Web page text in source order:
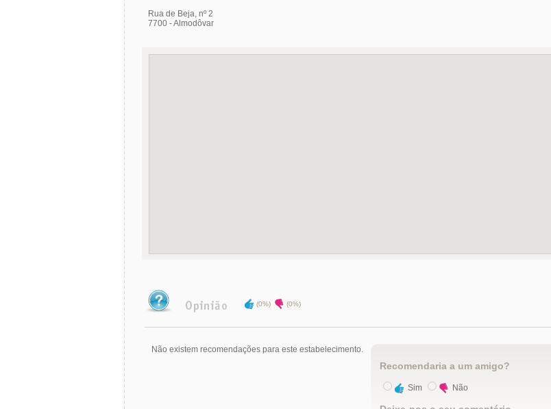
Rua de Beja, nº 2
7700 - Almodôvar
(0%) (0%)
Não existem recomendações para este estabelecimento.
Recomendaria a um amigo?
Sim Não